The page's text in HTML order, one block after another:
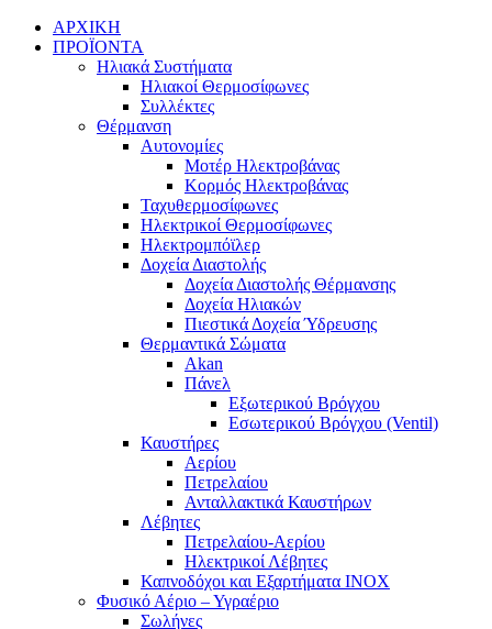
ΑΡΧΙΚΗ
ΠΡΟΪΟΝΤΑ
Ηλιακά Συστήματα
Ηλιακοί Θερμοσίφωνες
Συλλέκτες
Θέρμανση
Αυτονομίες
Μοτέρ Ηλεκτροβάνας
Κορμός Ηλεκτροβάνας
Ταχυθερμοσίφωνες
Ηλεκτρικοί Θερμοσίφωνες
Ηλεκτρομπόϊλερ
Δοχεία Διαστολής
Δοχεία Διαστολής Θέρμανσης
Δοχεία Ηλιακών
Πιεστικά Δοχεία Ύδρευσης
Θερμαντικά Σώματα
Akan
Πάνελ
Εξωτερικού Βρόγχου
Εσωτερικού Βρόγχου (Ventil)
Καυστήρες
Αερίου
Πετρελαίου
Ανταλλακτικά Καυστήρων
Λέβητες
Πετρελαίου-Αερίου
Ηλεκτρικοί Λέβητες
Καπνοδόχοι και Εξαρτήματα ΙΝΟΧ
Φυσικό Αέριο – Υγραέριο
Σωλήνες